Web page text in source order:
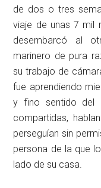
de dos o tres
viaje de unas 7 mil
desembarcó al
marinero de pura
su trabajo de
fue aprendiendo
y fino sentido del
compartidas,
perseguían sin
persona de la que
lado de su casa.